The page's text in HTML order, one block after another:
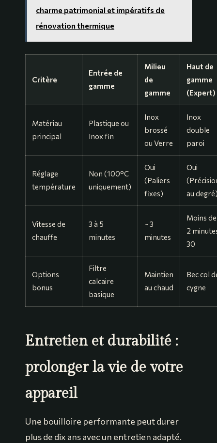
charme patrimonial et impératifs de
rénovation thermique
Critère
Entrée de
gamme
Milieu
de
gamme
Haut de
gamme
(Expert)
Matériau
principal
Plastique ou
Inox fin
Inox
brossé
ou Verre
Inox
double
paroi
Réglage
température
Non (100°C
uniquement)
Oui
(Paliers
fixes)
Oui
au
Vitesse de
chauffe
3 à 5
minutes
~ 3
minutes
Moins de
2
30
Options
bonus
Filtre
calcaire
basique
Maintien
au chaud
Bec col
cygne
Entretien et durabilité :
prolonger la vie de votre
appareil
Une bouilloire performante peut durer
plus de dix ans avec un entretien adapté.